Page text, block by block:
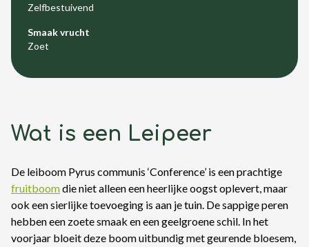
Zelfbestuivend
Smaak vrucht
Zoet
Wat is een Leipeer
De leiboom Pyrus communis ‘Conference’ is een prachtige
fruitboomdie niet alleen een heerlijke oogst oplevert, maar
ook een sierlijke toevoeging is aan je tuin. De sappige peren
hebben een zoete smaak en een geelgroene schil. In het
voorjaar bloeit deze boom uitbundig met geurende bloesem,